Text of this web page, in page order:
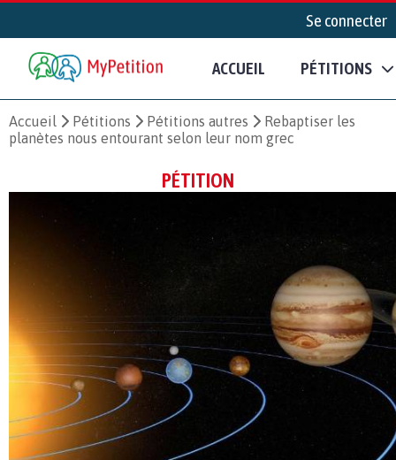
Se connecter
ACCUEIL PÉTITIONS
Accueil Pétitions Pétitions autres
Rebaptiser les
planètes nous entourant selon leur nom grec
PÉTITION